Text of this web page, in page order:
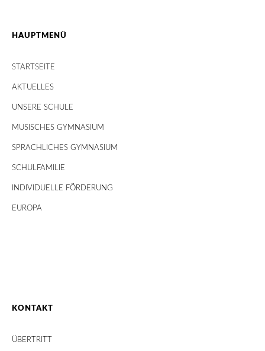
HAUPTMENÜ
STARTSEITE
AKTUELLES
UNSERE SCHULE
MUSISCHES GYMNASIUM
SPRACHLICHES GYMNASIUM
SCHULFAMILIE
INDIVIDUELLE FÖRDERUNG
EUROPA
KONTAKT
ÜBERTRITT